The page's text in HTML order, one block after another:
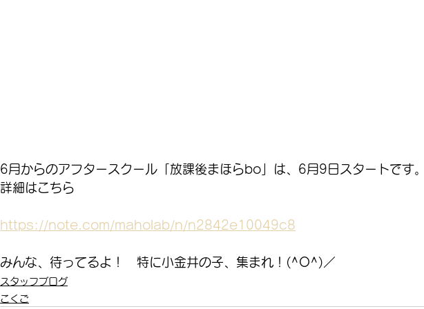
6月からのアフタースクール「放課後まほらbo」は、6月9日スタートです
詳細はこちら
https://note.com/maholab/n/n2842e10049c8
みんな、待ってるよ！　特に小金井の子、集まれ！(^O^)／
スタッフブログ
こくご